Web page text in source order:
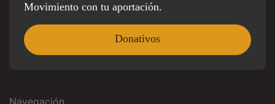
Movimiento con tu aportación.
Donativos
Navegación